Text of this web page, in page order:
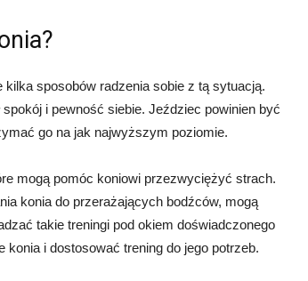
sposobów radzenia sobie z tą sytuacją.
i pewność siebie. Jeździec powinien być
go na jak najwyższym poziomie.
mogą pomóc koniowi przezwyciężyć strach.
konia do przerażających bodźców, mogą
takie treningi pod okiem doświadczonego
i dostosować trening do jego potrzeb.